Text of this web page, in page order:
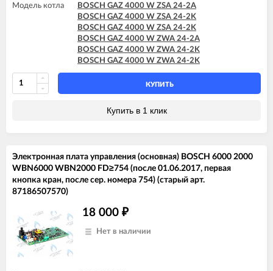
Модель котла
BOSCH GAZ 4000 W ZSA 24-2A
BOSCH GAZ 4000 W ZSA 24-2K
BOSCH GAZ 4000 W ZSA 24-2K
BOSCH GAZ 4000 W ZWA 24-2A
BOSCH GAZ 4000 W ZWA 24-2K
BOSCH GAZ 4000 W ZWA 24-2K
КУПИТЬ
Купить в 1 клик
Электронная плата управления (основная) BOSCH 6000 2000
WBN6000 WBN2000 FD≥754 (после 01.06.2017, первая
кнопка кран, после сер. номера 754) (старый арт.
87186507570)
18 000 ₽
Нет в наличии